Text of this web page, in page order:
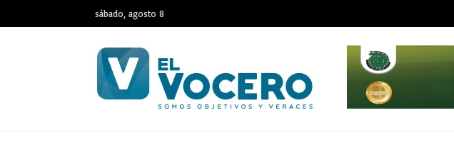
sábado, agosto 8